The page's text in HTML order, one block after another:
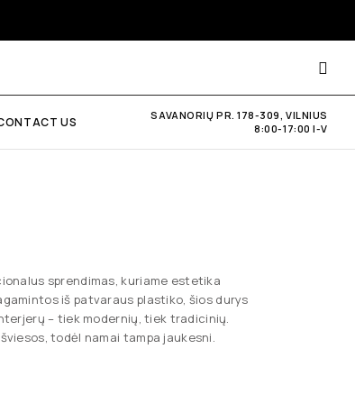
US
SAVANORIŲ PR. 178-309, VILNIUS
8:00-17:00 I-V
sprendimas, kuriame estetika
iš patvaraus plastiko, šios durys
– tiek modernių, tiek tradicinių.
todėl namai tampa jaukesni.